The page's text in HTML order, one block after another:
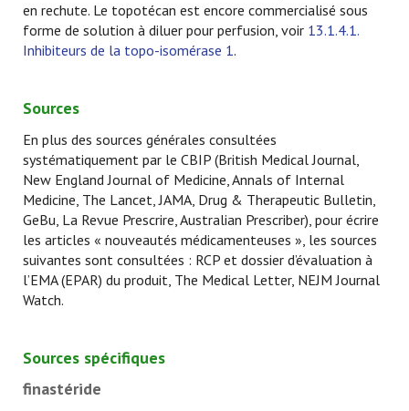
en rechute. Le topotécan est encore commercialisé sous
forme de solution à diluer pour perfusion, voir 13.1.4.1.
Inhibiteurs de la topo-isomérase 1.
Sources
En plus des sources générales consultées
systématiquement par le CBIP (British Medical Journal,
New England Journal of Medicine, Annals of Internal
Medicine, The Lancet, JAMA, Drug & Therapeutic Bulletin,
GeBu, La Revue Prescrire, Australian Prescriber), pour écrire
les articles « nouveautés médicamenteuses », les sources
suivantes sont consultées : RCP et dossier d’évaluation à
l’EMA (EPAR) du produit, The Medical Letter, NEJM Journal
Watch.
Sources spécifiques
finastéride